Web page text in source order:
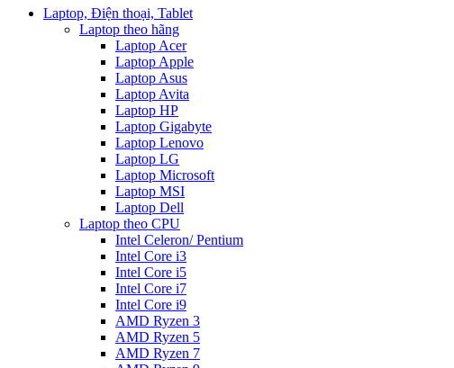
Laptop, Điện thoại, Tablet
Laptop theo hãng
Laptop Acer
Laptop Apple
Laptop Asus
Laptop Avita
Laptop HP
Laptop Gigabyte
Laptop Lenovo
Laptop LG
Laptop Microsoft
Laptop MSI
Laptop Dell
Laptop theo CPU
Intel Celeron/ Pentium
Intel Core i3
Intel Core i5
Intel Core i7
Intel Core i9
AMD Ryzen 3
AMD Ryzen 5
AMD Ryzen 7